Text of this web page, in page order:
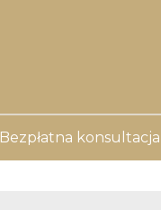
Bezpłatna konsultacja